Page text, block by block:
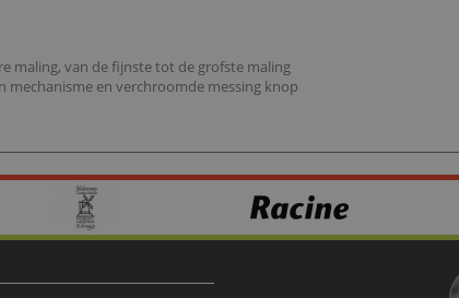
maling, van de fijnste tot de grofste maling
mechanisme en verchroomde messing knop